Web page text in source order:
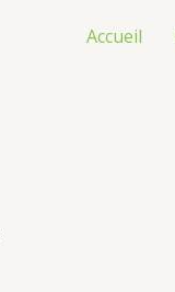
Accueil